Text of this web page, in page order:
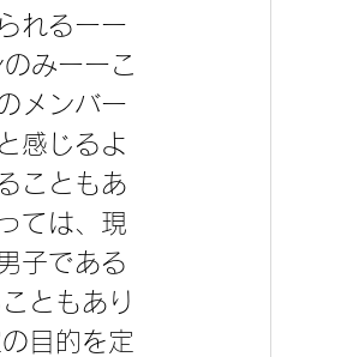
れるーー
みーーこ
メンバー
感じるよ
こともあ
ては、現
子である
ともあり
目的を定